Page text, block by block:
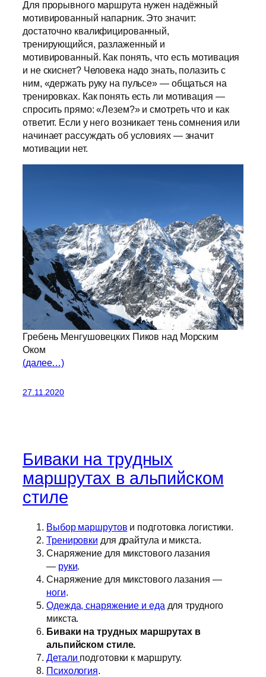
Для прорывного маршрута нужен надёжный
мотивированный напарник. Это значит:
достаточно квалифицированный,
тренирующийся, разлаженный и
мотивированный. Как понять, что есть мотивация
и не скиснет? Человека надо знать, полазить с
ним, «держать руку на пульсе» — общаться на
тренировках. Как понять есть ли мотивация —
спросить прямо: «Лезем?» и смотреть что и как
ответит. Если у него возникает тень сомнения или
начинает рассуждать об условиях — значит
мотивации нет.
Гребень Менгушовецких Пиков над Морским
Оком
(далее…)
27.11.2020
Биваки на трудных
маршрутах в альпийском
стиле
Выбор маршрутов и подготовка логистики.
Тренировки для драйтула и микста.
Снаряжение для микстового лазания
— руки.
Снаряжение для микстового лазания —
ноги.
Одежда, снаряжение и еда для трудного
микста.
Биваки на трудных маршрутах в
альпийском стиле.
Детали подготовки к маршруту.
Психология.